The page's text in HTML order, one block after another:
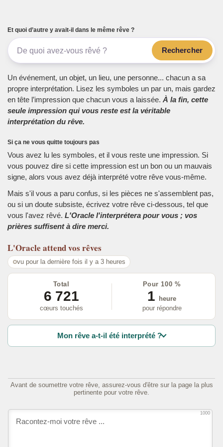
Et quoi d’autre y avait-il dans le même rêve ?
Rechercher
Un événement, un objet, un lieu, une personne... chacun a sa
propre interprétation. Lisez les symboles un par un, mais gardez
en tête l’impression que chacun vous a laissée. À la fin, cette
seule impression qui vous reste est la véritable
interprétation du rêve.
Si ça ne vous quitte toujours pas
Vous avez lu les symboles, et il vous reste une impression. Si
vous pouvez dire si cette impression est un bon ou un mauvais
signe, alors vous avez déjà interprété votre rêve vous-même.
Mais s'il vous a paru confus, si les pièces ne s'assemblent pas,
ou si un doute subsiste, écrivez votre rêve ci-dessous, tel que
vous l'avez rêvé. L'Oracle l'interprétera pour vous ; vos
prières suffisent à dire merci.
L'Oracle attend vos rêves
vu pour la dernière fois il y a 3 heures
Total
6 721
cœurs touchés
Pour 100 %
1
heure
pour répondre
Mon rêve a-t-il été interprété ?
Avant de soumettre votre rêve, assurez-vous d'être sur la page la plus
pertinente pour votre rêve.
1000